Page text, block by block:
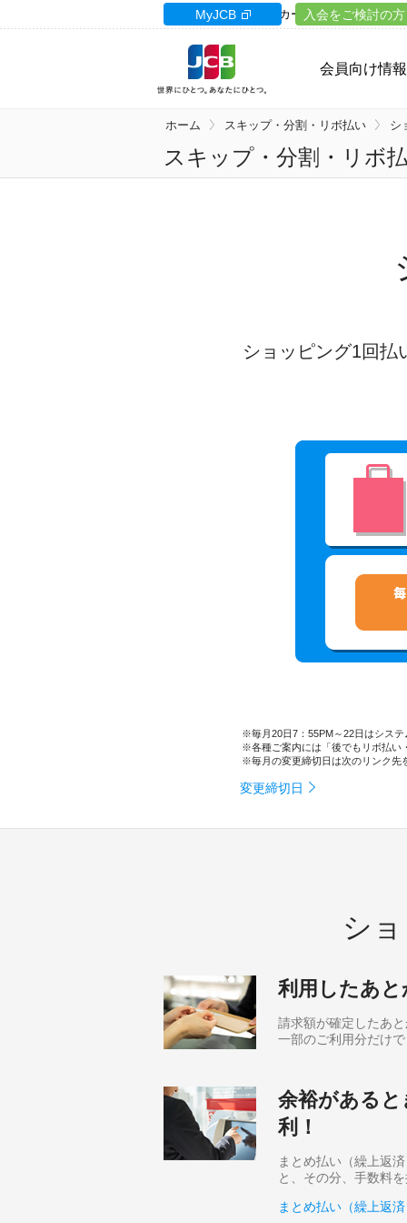
カードサイト
会員向け情報
カードローン ギフ
入会をご検討の方
MyJCB
ホーム スキップ・分割・リボ払い シ
スキップ・分割・リボ
ショッピング1回払
毎月20日7：55PM～22日はシス
各種ご案内には「後でもリボ払い
毎月の変更締切日は次のリンク先
変更締切日
シ
利用したあ
請求額が確定したあ
一部のご利用分だけ
余裕がある
利！
まとめ払い（繰上返
と、その分、手数料
まとめ払い（繰上返